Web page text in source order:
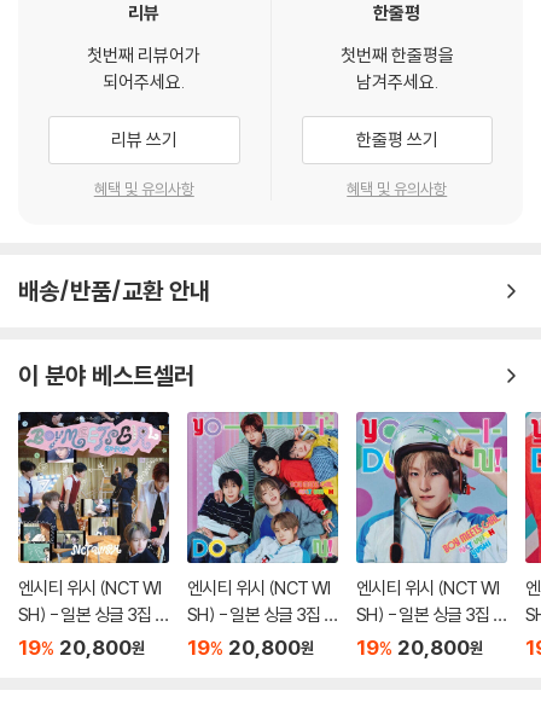
리뷰
첫번째 리뷰어가
되어주세요.
리뷰 쓰기
혜택 및 유의사항
한줄평
첫번째 한줄평을
남겨주세요.
한줄평 쓰기
혜택 및 유의사항
배송/반품/교환 안내
이 분야 베스트셀러
엔시티 위시 (NCT WI
SH) - 일본 싱글 3집 Y
O-I-DON! / BOY ME
19% 20,800원
엔시티 위시 (NCT WI
SH) - 일본 싱글 3집 Y
O-I-DON! / BOY ME
19% 20,800원
엔시티 위시 (NCT WI
SH) - 일본 싱글 3집 Y
O-I-DON! / BOY ME
19% 20,800원